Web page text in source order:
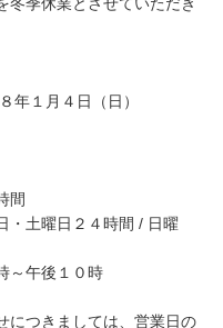
年１月４日（日）
間
土曜日２４時間 / 日曜
午後１０時
につきましては、営業日の